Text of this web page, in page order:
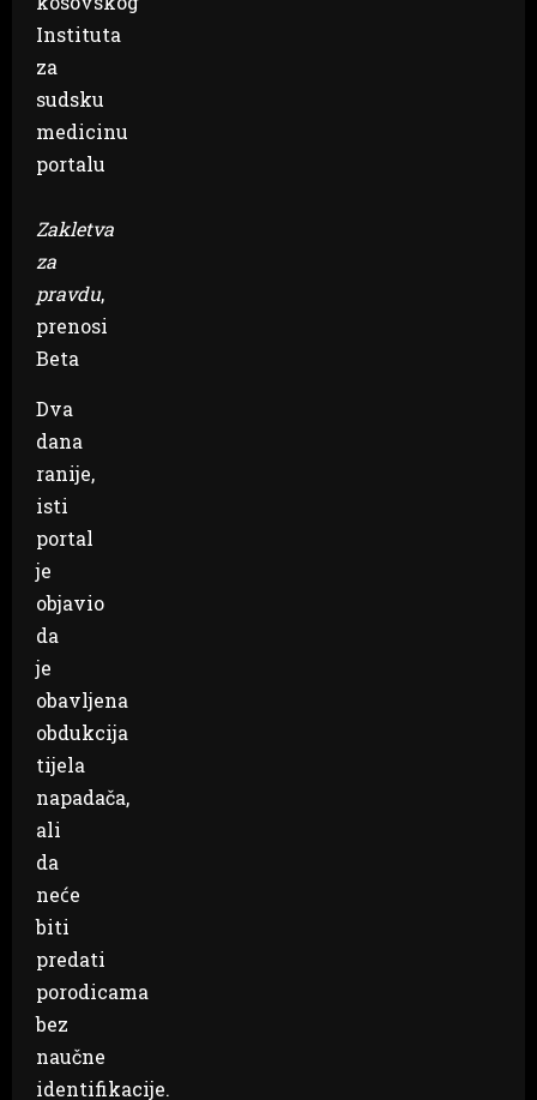
Instituta
za
sudsku
medicinu
portalu
Zakletva
za
pravdu,
prenosi
Beta
Dva
dana
ranije,
isti
portal
je
objavio
da
je
obavljena
obdukcija
tijela
napadača,
ali
da
neće
biti
predati
porodicama
bez
naučne
identifikacije.